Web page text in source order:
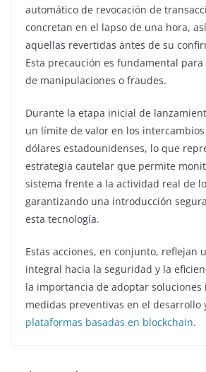
automático de revocación de
concretan en el lapso de una hora,
aquellas revertidas antes de su
Esta precaución es fundamental
de manipulaciones o fraudes.
Durante la etapa inicial de
un límite de valor en los
dólares estadounidenses, lo que
estrategia cautelar que permite
sistema frente a la actividad real de
garantizando una introducción
esta tecnología.
Estas acciones, en conjunto, reflejan
integral hacia la seguridad y la
la importancia de adoptar soluciones
medidas preventivas en el desarrollo
plataformas basadas en blockchain.